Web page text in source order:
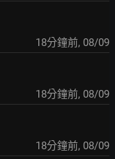
18分鐘前, 08/09
19分鐘前, 08/09
19分鐘前, 08/09